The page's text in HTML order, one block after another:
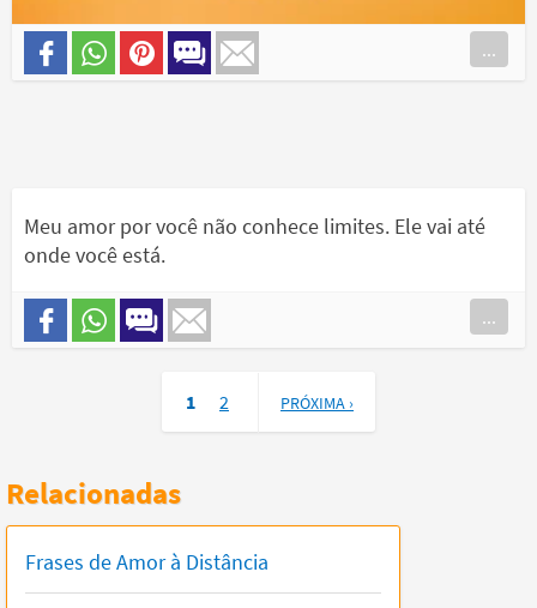
...
Meu amor por você não conhece limites. Ele vai até
onde você está.
...
1 2 PRÓXIMA ›
Relacionadas
Frases de Amor à Distância